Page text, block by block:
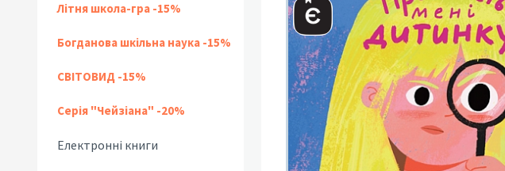
Літня школа-гра -15%
Богданова шкільна наука -15%
СВІТОВИД -15%
Серія "Чейзіана" -20%
Електронні книги